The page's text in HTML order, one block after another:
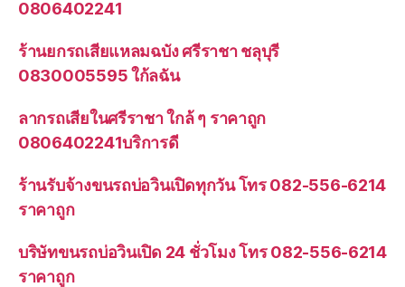
0806402241
ร้านยกรถเสียแหลมฉบัง ศรีราชา ชลุบุรี
0830005595 ใก้ลฉัน
ลากรถเสียในศรีราชา ใกล้ ๆ ราคาถูก
0806402241บริการดี
ร้านรับจ้างขนรถบ่อวินเปิดทุกวัน โทร 082-556-6214
ราคาถูก
บริษัทขนรถบ่อวินเปิด 24 ชั่วโมง โทร 082-556-6214
ราคาถูก